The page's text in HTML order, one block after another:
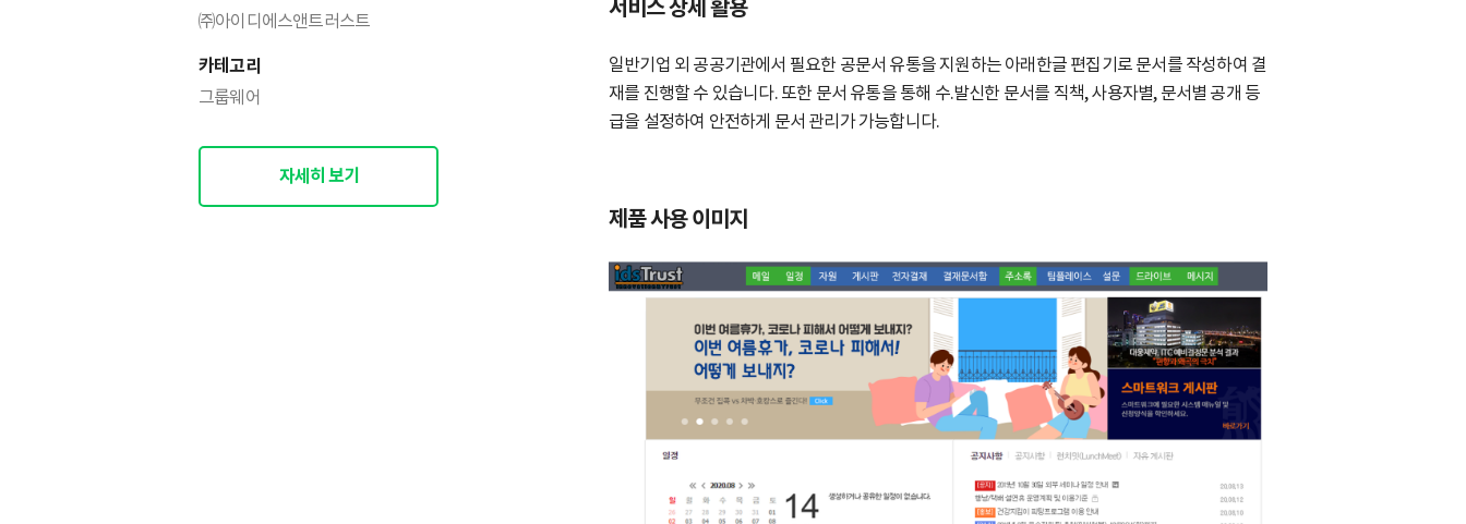
㈜아이디에스앤트러스트
카테고리
그룹웨어
자세히 보기
서비스 상세 활용
일반기업 외 공공기관에서 필요한 공문서 유통을 지원하는 아래한글 편집기로 문서를 작성하여 결
재를 진행할 수 있습니다. 또한 문서 유통을 통해 수.발신한 문서를 직책, 사용자별, 문서별 공개 등
급을 설정하여 안전하게 문서 관리가 가능합니다.
제품 사용 이미지